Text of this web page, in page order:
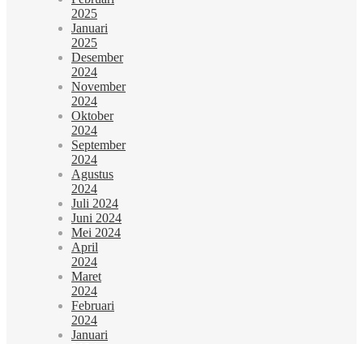
2025
Januari
2025
Desember
2024
November
2024
Oktober
2024
September
2024
Agustus
2024
Juli 2024
Juni 2024
Mei 2024
April
2024
Maret
2024
Februari
2024
Januari